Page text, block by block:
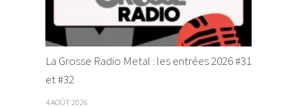
La Grosse Radio Metal : les entrées 2026 #31
et #32
4 AOÛT 2026